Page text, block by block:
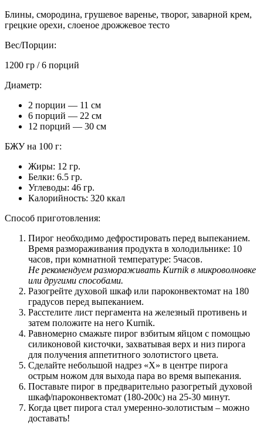
Блины, смородина, грушевое варенье, творог, заварной крем,
грецкие орехи, слоеное дрожжевое тесто
Вес/Порции:
1200 гр / 6 порций
Диаметр:
2 порции — 11 см
6 порций — 22 см
12 порций — 30 см
БЖУ на 100 г:
Жиры: 12 гр.
Белки: 6.5 гр.
Углеводы: 46 гр.
Калорийность: 320 ккал
Способ приготовления:
Пирог необходимо дефростировать перед выпеканием.
Время размораживания продукта в холодильнике: 10
часов, при комнатной температуре: 5часов.
Не рекомендуем размораживать Kurnik в микроволновке
или другими способами.
Разогрейте духовой шкаф или пароконвектомат на 180
градусов перед выпеканием.
Расстелите лист пергамента на железный противень и
затем положите на него Kurnik.
Равномерно смажьте пирог взбитым яйцом с помощью
силиконовой кисточки, захватывая верх и низ пирога
для получения аппетитного золотистого цвета.
Сделайте небольшой надрез «Х» в центре пирога
острым ножом для выхода пара во время выпекания.
Поставьте пирог в предварительно разогретый духовой
шкаф/пароконвектомат (180-200с) на 25-30 минут.
Когда цвет пирога стал умеренно-золотистым – можно
доставать!